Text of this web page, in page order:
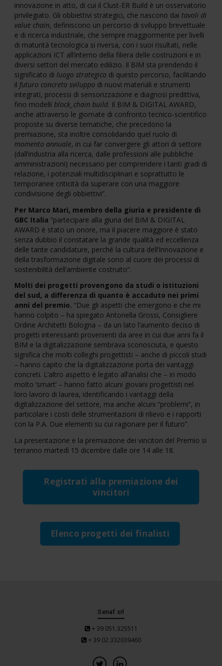
innovazione in atto, di cui il Clust-ER Build è un osservatorio
privilegiato. Gli obbiettivi strategici, che nascono dai tavoli di
value chain, definiscono un percorso di sviluppo brevettuale
e di ricerca industriale, che sempre maggiormente per livelli
di maturità tecnologica si riversa, con i suoi risultati, nelle
applicazioni ICT all’interno della filiera delle costruzioni e in
diversi settori del mercato edilizio. Il BIM sta prendendo il
significato di luogo strategico di questo percorso, facilitando
il futuro concreto sviluppo di nuovi materiali e strumenti
integrati, processi di sensorizzazione e diagnosi predittiva,
fino modelli block_chain build. Il BIM & DIGITAL AWARD,
anche attraverso le giornate di confronto tecnico-scientifico
proposte su diverse tematiche, che precedono la
premiazione, sta inoltre consolidando quel ruolo di
momento annuale, in cui far convergere gli attori di settore
(dall’industria alla ricerca, dalle professioni alle pubbliche
amministrazioni) necessario per comprendere i tanti gradi di
relazione, i potenziali multidisciplinari e soprattutto le
temporanee criticità da superare con una maggiore
condivisione degli obbiettivi”.
Per Marco Mari, membro della giuria e presidente di
GBC Italia “partecipare alla giuria del BIM & DIGITAL
AWARD è stato un onore, ma il piacere maggiore è stato
senza dubbio il constatare la grande qualità ed eccellenza
delle tante candidature, perché la cultura dell’Innovazione e
della trasformazione digitale sono al cuore dei processi di
sostenibilità dell’ambiente costruito”.
Molti dei progetti provengono da studi o istituzioni
del sud, a differenza di quanto è accaduto nei primi
anni del premio. “Due gli aspetti che emergono e che mi
hanno colpito – ha spiegato Antonella Grossi, Consigliere
Ordine Architetti Bologna – da un lato l’aumento deciso di
progetti interessanti provenienti da aree in cui due anni fa il
BIM e la digitalizzazione sembrava sconosciuta, e questo
significa che molti colleghi progettisti – anche di piccoli studi
– hanno capito che la digitalizzazione porta dei vantaggi
concreti. L’altro aspetto è legato all’analisi che – in modo
molto ‘smart’ – hanno fatto alcuni giovani progettisti nel
loro lavoro di laurea, identificando i vantaggi della
digitalizzazione del settore, ma anche alcuni “problemi”, in
particolare i costi delle strumentazioni di rilievo e i rapporti
con la P.A. Due elementi su cui ragionare per il futuro”.
La presentazione e la premiazione dei vincitori del Premio si
terranno martedì 15 dicembre dalle ore 14 alle 18.
Registrati alla premiazione dei
vincitori
Elenco progetti dei finalisti
Senaf srl
+ 39 051.325511
+ 39 02.332039460